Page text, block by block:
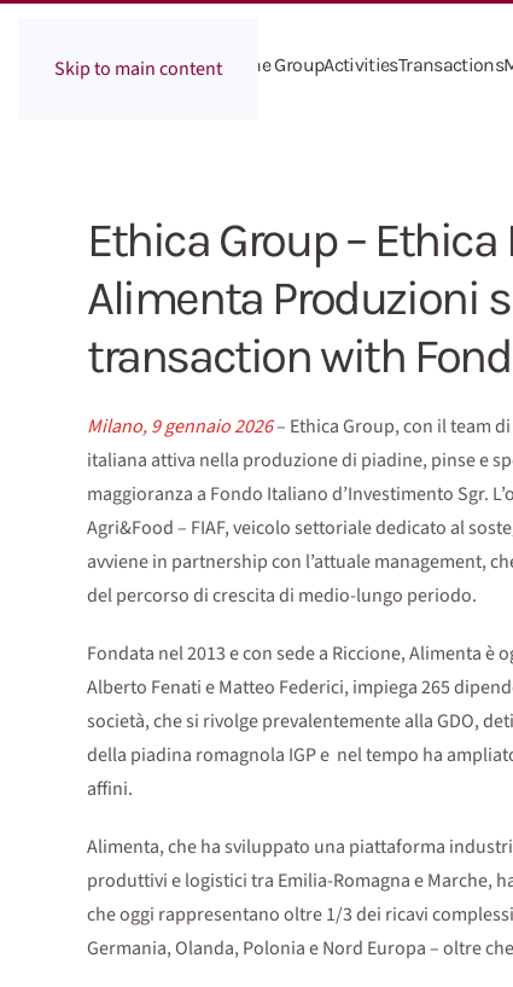
Skip to main content The GroupActivitiesTransactions
Ethica Group –
Alimenta Produzioni
transaction with
Milano, 9 gennaio 2026– Ethica Group, con il team
italiana attiva nella produzione di piadine, pinse e
maggioranza a Fondo Italiano d’Investimento Sgr.
Agri&Food – FIAF, veicolo settoriale dedicato al
avviene in partnership con l’attuale management,
del percorso di crescita di medio-lungo periodo.
Fondata nel 2013 e con sede a Riccione, Alimenta è
Alberto Fenati e Matteo Federici, impiega 265
società, che si rivolge prevalentemente alla GDO,
della piadina romagnola IGP e nel tempo ha
affini.
Alimenta, che ha sviluppato una piattaforma
produttivi e logistici tra Emilia-Romagna e Marche,
che oggi rappresentano oltre 1/3 dei ricavi
Germania, Olanda, Polonia e Nord Europa – oltre